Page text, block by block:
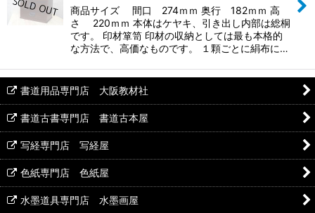
絞り込む
商品サイズ 間口 274ｍｍ 奥行 182ｍｍ 高
さ 220ｍｍ 本体はケヤキ、引き出し内部は総桐
です。 印材箪笥 印材の収納としては最も本格的
な方法で、高価なものです。 １顆ごとに絹布に…
書道用品専門店 大阪教材社
書道古書専門店 書道古本屋
写経専門店 写経屋
色紙専門店 色紙屋
水墨道具専門店 水墨画屋